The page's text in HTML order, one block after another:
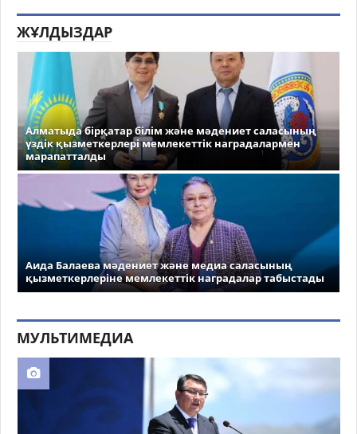
ЖҰЛДЫЗДАР
Алматыда бірқатар білім және мәдениет саласының
үздік қызметкерлері мемлекеттік наградалармен
марапатталды
Аида Балаева мәдениет және медиа саласының
қызметкерлеріне мемлекеттік наградалар табыстады
МУЛЬТИМЕДИА